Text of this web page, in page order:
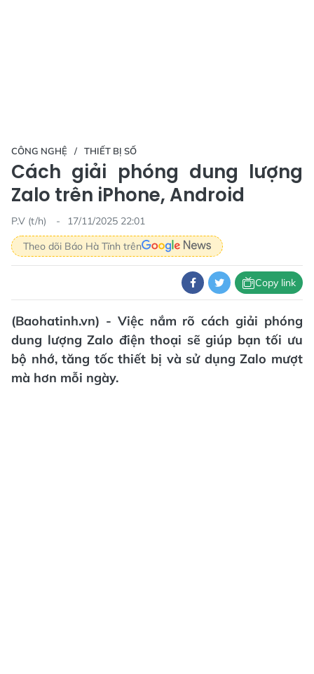
CÔNG NGHỆ THIẾT BỊ SỐ
Cách giải phóng dung lượng
Zalo trên iPhone, Android
P.V (t/h)
17/11/2025 22:01
Theo dõi Báo Hà Tĩnh trên
Copy link
(Baohatinh.vn) - Việc nắm rõ cách giải phóng
dung lượng Zalo điện thoại sẽ giúp bạn tối ưu
bộ nhớ, tăng tốc thiết bị và sử dụng Zalo mượt
mà hơn mỗi ngày.